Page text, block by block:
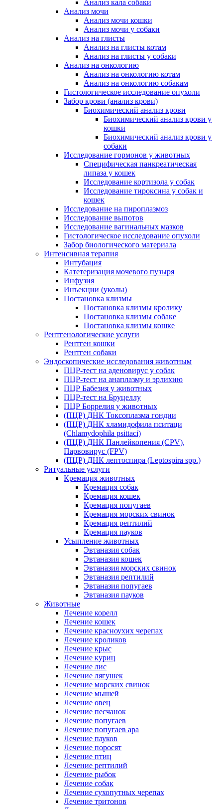
Анализ кала собаки
Анализ мочи
Анализ мочи кошки
Анализ мочи у собаки
Анализ на глисты
Анализ на глисты котам
Анализ на глисты у собаки
Анализ на онкологию
Анализ на онкологию котам
Анализ на онкологию собакам
Гистологическое исследование опухоли
Забор крови (анализ крови)
Биохимический анализ крови
Биохимический анализ крови у
кошки
Биохимический анализ крови у
собаки
Исследование гормонов у животных
Специфическая панкреатическая
липаза у кошек
Исследование кортизола у собак
Исследование тироксина у собак и
кошек
Исследование на пироплазмоз
Исследование выпотов
Исследование вагинальных мазков
Гистологическое исследование опухоли
Забор биологического материала
Интенсивная терапия
Интубация
Катетеризация мочевого пузыря
Инфузия
Инъекции (уколы)
Постановка клизмы
Постановка клизмы кролику
Постановка клизмы собаке
Постановка клизмы кошке
Рентгенологические услуги
Рентген кошки
Рентген собаки
Эндоскопические исследования животным
ПЦР-тест на аденовирус у собак
ПЦР-тест на анаплазму и эрлихию
ПЦР Бабезия у животных
ПЦР-тест на Бруцеллу
ПЦР Боррелия у животных
(ПЦР) ДНК Токсоплазма гондии
(ПЦР) ДНК хламидофила пситаци
(Chlamydophila psittaci)
(ПЦР) ДНК Панлейкопения (CPV),
Парвовирус (FPV)
(ПЦР) ДНК лептоспира (Leptospira spp.)
Ритуальные услуги
Кремация животных
Кремация собак
Кремация кошек
Кремация попугаев
Кремация морских свинок
Кремация рептилий
Кремация пауков
Усыпление животных
Эвтаназия собак
Эвтаназия кошек
Эвтаназия морских свинок
Эвтаназия рептилий
Эвтаназия попугаев
Эвтаназия пауков
Животные
Лечение корелл
Лечение кошек
Лечение красноухих черепах
Лечение кроликов
Лечение крыс
Лечение куриц
Лечение лис
Лечение лягушек
Лечение морских свинок
Лечение мышей
Лечение овец
Лечение песчанок
Лечение попугаев
Лечение попугаев ара
Лечение пауков
Лечение поросят
Лечение птиц
Лечение рептилий
Лечение рыбок
Лечение собак
Лечение сухопутных черепах
Лечение тритонов